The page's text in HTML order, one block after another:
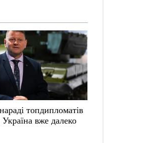
топдипломатів
вже далеко